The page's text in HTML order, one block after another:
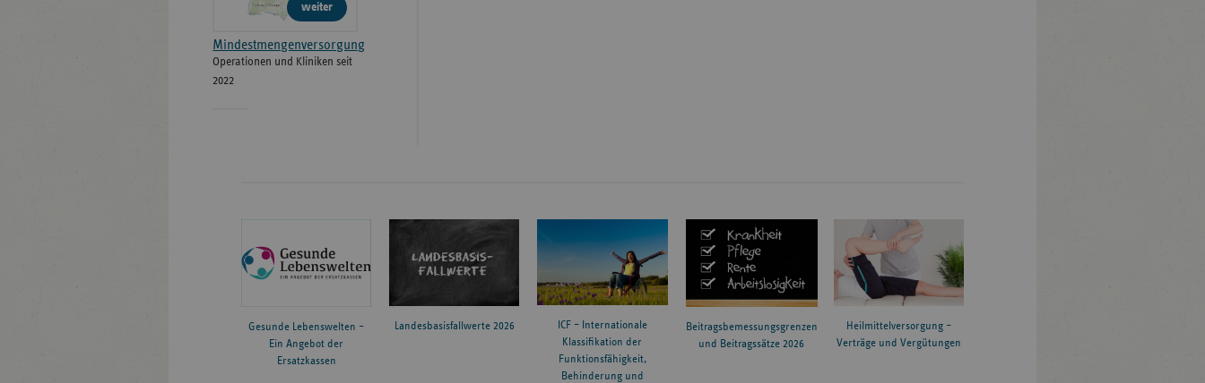
weiter
Mindestmengenversorgung
Operationen und Kliniken seit
2022
Gesunde Lebenswelten –
Ein Angebot der
Ersatzkassen
Landesbasisfallwerte 2026
ICF – Internationale
Klassifikation der
Funktionsfähigkeit,
Behinderung und
Beitragsbemessungsgrenzen
und Beitragssätze 2026
Heilmittelversorgung –
Verträge und Vergütungen